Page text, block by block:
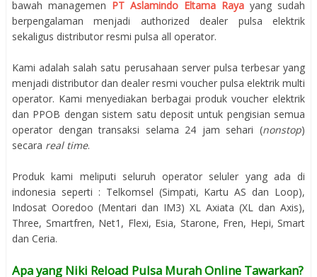
bawah managemen PT Aslamindo Eltama Raya yang sudah
berpengalaman menjadi authorized dealer pulsa elektrik
sekaligus distributor resmi pulsa all operator.
Kami adalah salah satu perusahaan server pulsa terbesar yang
menjadi distributor dan dealer resmi voucher pulsa elektrik multi
operator. Kami menyediakan berbagai produk voucher elektrik
dan PPOB dengan sistem satu deposit untuk pengisian semua
operator dengan transaksi selama 24 jam sehari (nonstop)
secara real time.
Produk kami meliputi seluruh operator seluler yang ada di
indonesia seperti : Telkomsel (Simpati, Kartu AS dan Loop),
Indosat Ooredoo (Mentari dan IM3) XL Axiata (XL dan Axis),
Three, Smartfren, Net1, Flexi, Esia, Starone, Fren, Hepi, Smart
dan Ceria.
Apa yang Niki Reload Pulsa Murah Online Tawarkan?